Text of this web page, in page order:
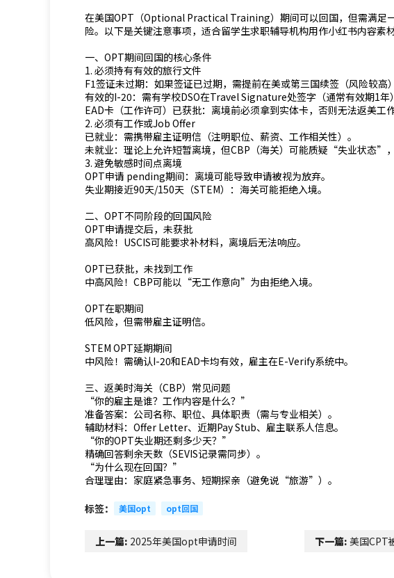
在美国OPT（Optional Practical Training）期间可以回国，但需满足
险。以下是关键注意事项，适合留学生求职辅导机构用作小红书内容素
一、OPT期间回国的核心条件
1. 必须持有有效的旅行文件
F1签证未过期：如果签证已过期，需提前在美或第三国续签（风险较高）
有效的I-20：需有学校DSO在Travel Signature处签字（通常有效期1年
EAD卡（工作许可）已获批：离境前必须拿到实体卡，否则无法返美工作
2. 必须有工作或Job Offer
已就业：需携带雇主证明信（注明职位、薪资、工作相关性）。
未就业：理论上允许短暂离境，但CBP（海关）可能质疑“失业状态”，
3. 避免敏感时间点离境
OPT申请 pending期间：离境可能导致申请被视为放弃。
失业期接近90天/150天（STEM）：海关可能拒绝入境。
二、OPT不同阶段的回国风险
OPT申请提交后，未获批
高风险！USCIS可能要求补材料，离境后无法响应。
OPT已获批，未找到工作
中高风险！CBP可能以“无工作意向”为由拒绝入境。
OPT在职期间
低风险，但需带雇主证明信。
STEM OPT延期期间
中风险！需确认I-20和EAD卡均有效，雇主在E-Verify系统中。
三、返美时海关（CBP）常见问题
“你的雇主是谁？工作内容是什么？”
准备答案：公司名称、职位、具体职责（需与专业相关）。
辅助材料：Offer Letter、近期Pay Stub、雇主联系人信息。
“你的OPT失业期还剩多少天？”
精确回答剩余天数（SEVIS记录需同步）。
“为什么现在回国？”
合理理由：家庭紧急事务、短期探亲（避免说“旅游”）。
标签： 美国opt opt回国
上一篇: 2025年美国opt申请时间 下一篇: 美国CPT